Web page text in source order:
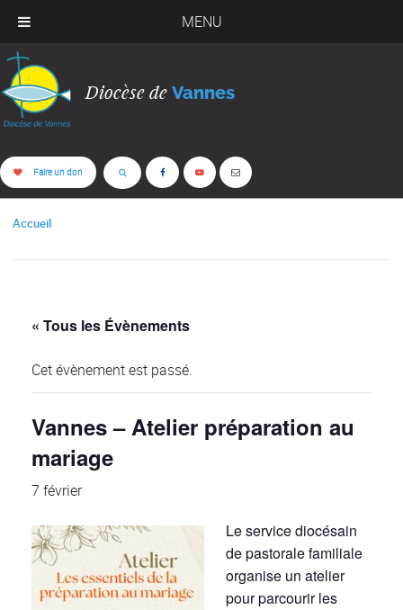
MENU
Diocèse de Vannes
Faire un don
Accueil
« Tous les Évènements
Cet évènement est passé.
Vannes – Atelier préparation au
mariage
7 février
Le service diocésain
de pastorale familiale
organise un atelier
pour parcourir les